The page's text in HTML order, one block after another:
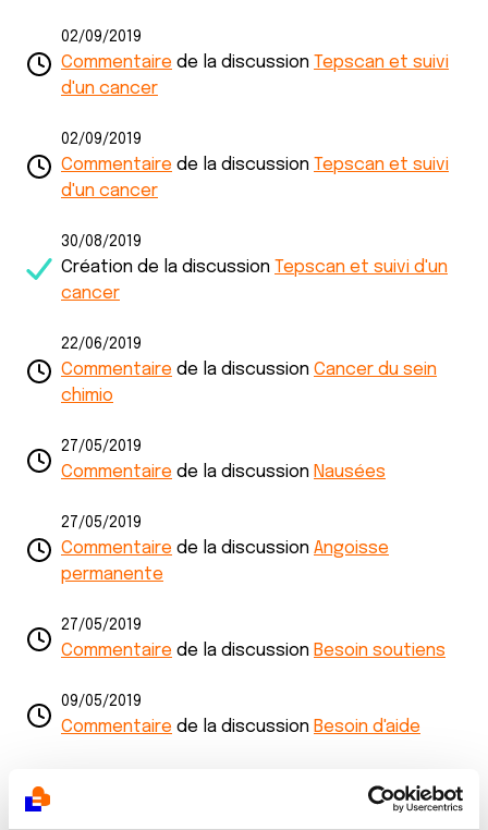
02/09/2019
Commentaire de la discussion Tepscan et suivi
d'un cancer
02/09/2019
Commentaire de la discussion Tepscan et suivi
d'un cancer
30/08/2019
Création de la discussion Tepscan et suivi d'un
cancer
22/06/2019
Commentaire de la discussion Cancer du sein
chimio
27/05/2019
Commentaire de la discussion Nausées
27/05/2019
Commentaire de la discussion Angoisse
permanente
27/05/2019
Commentaire de la discussion Besoin soutiens
09/05/2019
Commentaire de la discussion Besoin d'aide
Traitement après